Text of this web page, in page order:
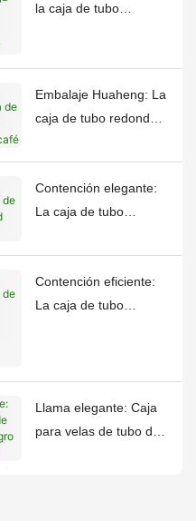
la caja de tubo
Embalaje Huaheng: La
caja de tubo redonda
Contención elegante:
La caja de tubo
Jar
Contención eficiente:
La caja de tubo
Llama elegante: Caja
para velas de tubo de